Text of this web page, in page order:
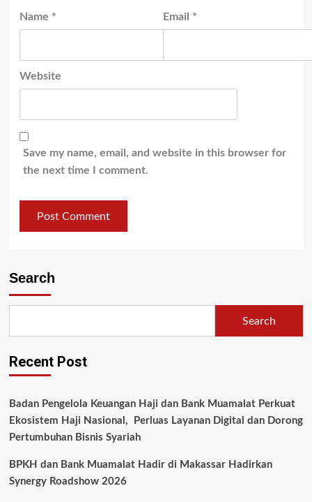
Name * Email *
Website
Save my name, email, and website in this browser for
the next time I comment.
Search
Search
Recent Post
Badan Pengelola Keuangan Haji dan Bank Muamalat Perkuat
Ekosistem Haji Nasional, Perluas Layanan Digital dan Dorong
Pertumbuhan Bisnis Syariah
BPKH dan Bank Muamalat Hadir di Makassar Hadirkan
Synergy Roadshow 2026